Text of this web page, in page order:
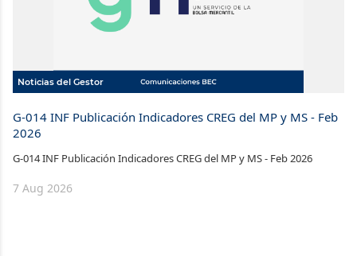
Noticias del Gestor
G-014 INF Publicación Indicadores CREG del MP y MS - Feb
2026
G-014 INF Publicación Indicadores CREG del MP y MS - Feb 2026
7 Aug 2026